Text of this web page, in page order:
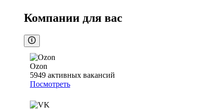
Компании для вас
Ozon
5949 активных вакансий
Посмотреть